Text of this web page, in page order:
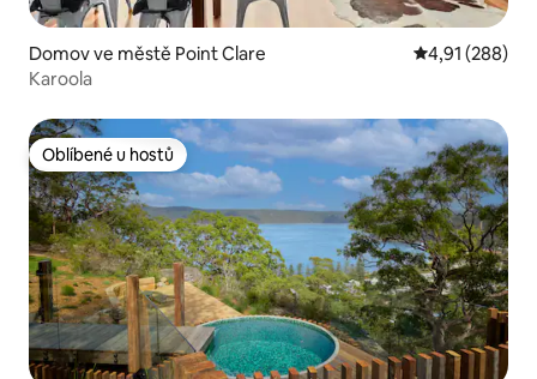
Domov ve městě Point Clare Průměrné
4,91 (288)
Karoola
Oblíbené u hostů
Oblíbené u hostů